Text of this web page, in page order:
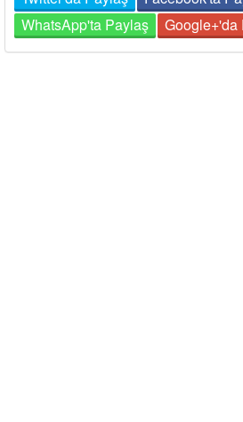
WhatsApp'ta Paylaş
Google+'da